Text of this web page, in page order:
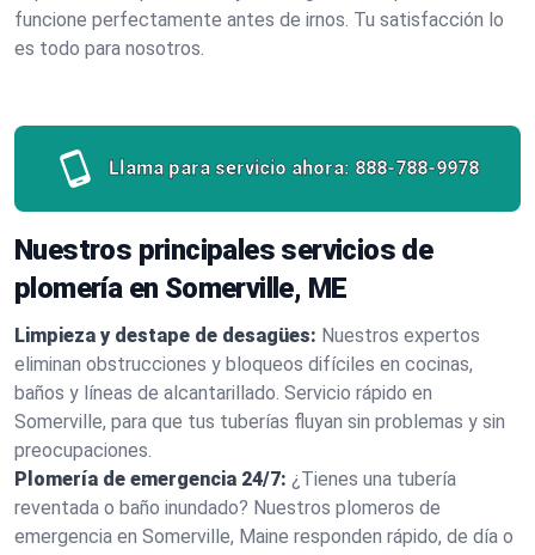
funcione perfectamente antes de irnos. Tu satisfacción lo
es todo para nosotros.
Llama para servicio ahora: 888-788-9978
Nuestros principales servicios de
plomería en Somerville, ME
Limpieza y destape de desagües: Nuestros expertos
eliminan obstrucciones y bloqueos difíciles en cocinas,
baños y líneas de alcantarillado. Servicio rápido en
Somerville, para que tus tuberías fluyan sin problemas y sin
preocupaciones.
Plomería de emergencia 24/7: ¿Tienes una tubería
reventada o baño inundado? Nuestros plomeros de
emergencia en Somerville, Maine responden rápido, de día o